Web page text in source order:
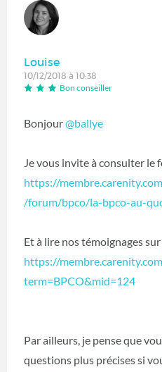
Louise
10/12/2018 à 10:38
Bon conseiller
Bonjour@ballye
Je vous invite à consulter le
https://
/forum/bpco/la-bpco-au-
Et à lire nos témoignages
https://
term=BPCO&mid=124
Par ailleurs, je pense que
questions plus précises si